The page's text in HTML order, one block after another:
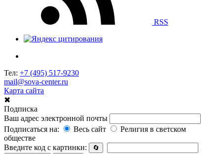
RSS
Тел: +7 (495) 517-9230
mail@sova-center.ru
Карта сайта
✖
Подписка
Ваш адрес электронной почты
Подписаться на:
Весь сайт
Религия в светском
обществе
Введите код с картинки:
🔄